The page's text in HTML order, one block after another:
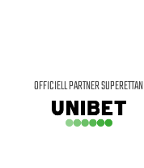
OFFICIELL PARTNER SUPERETTAN